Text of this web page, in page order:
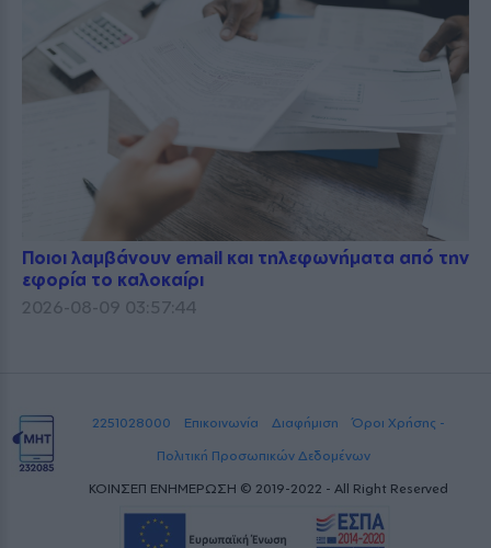
Ποιοι λαμβάνουν email και τηλεφωνήματα από την
εφορία το καλοκαίρι
2026-08-09 03:57:44
2251028000 Επικοινωνία Διαφήμιση
Όροι Χρήσης -
Πολιτική Προσωπικών Δεδομένων
ΚΟΙΝΣΕΠ ΕΝΗΜΕΡΩΣΗ © 2019-2022 - All Right Reserved